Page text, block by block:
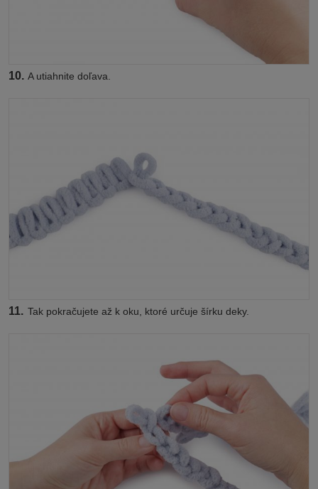
10. A utiahnite doľava.
11. Tak pokračujete až k oku, ktoré určuje šírku deky.